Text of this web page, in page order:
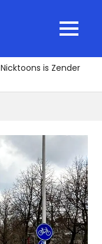
MENU
Nicktoons is Zender